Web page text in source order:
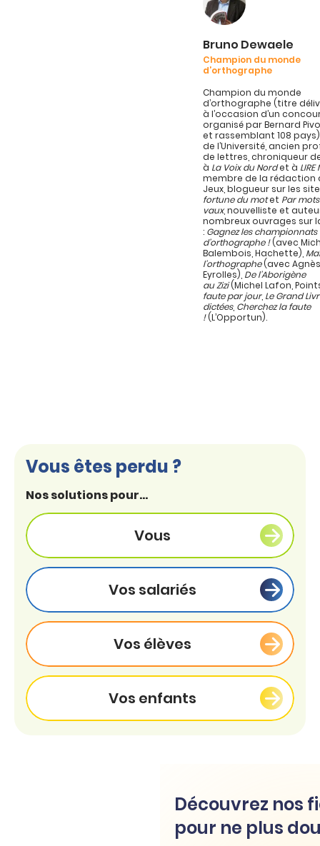
Bruno Dewaele
Champion du monde
d’orthographe
Champion du monde
d’orthographe (titre
à l’occasion d’un
organisé par Bernard
et rassemblant 108
de l’Université, ancien
de lettres, chroniqueur
à La Voix du Nordet à
membre de la rédaction
Jeux, blogueur sur les
fortune du motet Par
vaux, nouvelliste et
nombreux ouvrages sur
: Gagnez les championnats
d’orthographe !(avec
Balembois, Hachette),
l’orthographe(avec
Eyrolles), De l’Aborigène
au Zizi(Michel Lafon,
faute par jour, Le Grand
dictées, Cherchez la faute
!(L’Opportun).
Vous êtes perdu ?
Nos solutions pour...
Vous
Vos salariés
Vos élèves
Vos enfants
Découvrez nos
pour ne plus